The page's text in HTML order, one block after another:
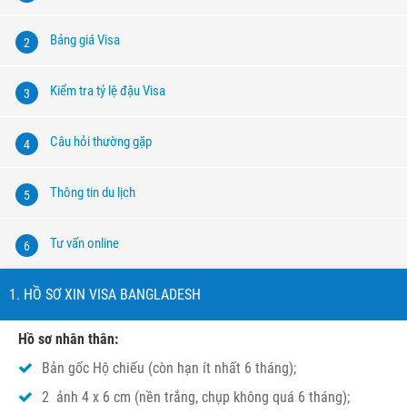
2 Bảng giá Visa
3 Kiểm tra tỷ lệ đậu Visa
4 Câu hỏi thường gặp
5 Thông tin du lịch
6 Tư vấn online
1. HỒ SƠ XIN VISA BANGLADESH
Hồ sơ nhân thân:
Bản gốc Hộ chiếu (còn hạn ít nhất 6 tháng);
2 ảnh 4 x 6 cm (nền trắng, chụp không quá 6 tháng);